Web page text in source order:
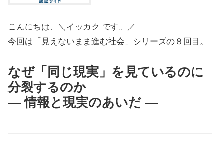
こんにちは、＼イッカク です。／
今回は「見えないまま進む社会」シリーズの８回目。
なぜ「同じ現実」を見ているのに
分裂するのか
― 情報と現実のあいだ ―